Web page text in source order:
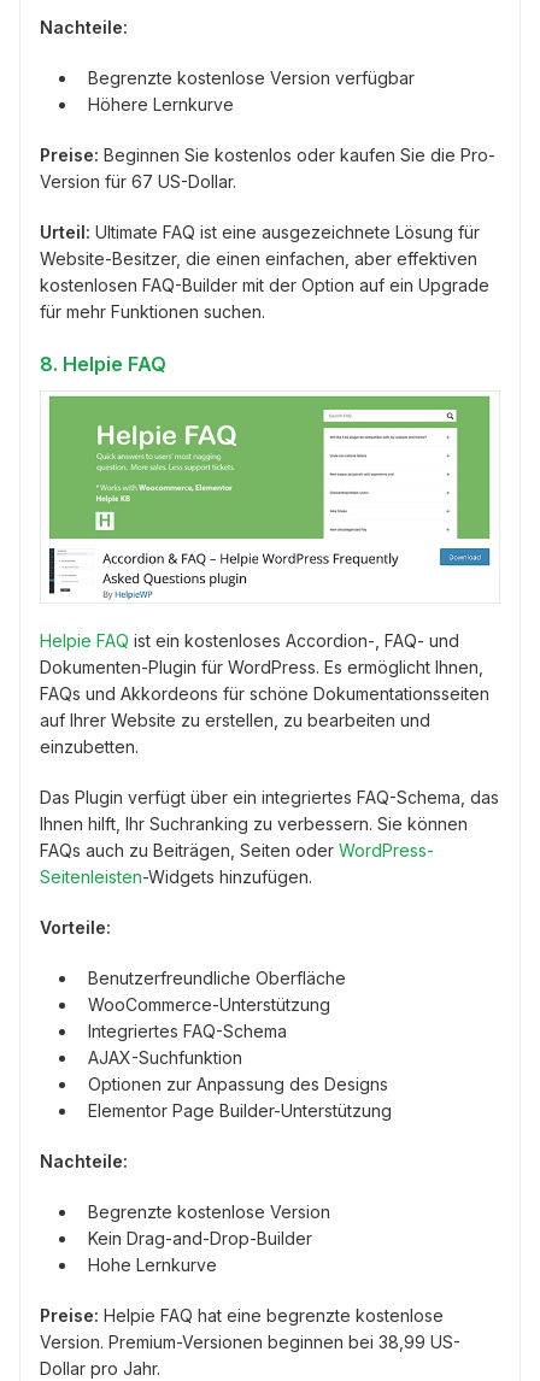
Nachteile:
Begrenzte kostenlose Version verfügbar
Höhere Lernkurve
Preise: Beginnen Sie kostenlos oder kaufen Sie die Pro-
Version für 67 US-Dollar.
Urteil: Ultimate FAQ ist eine ausgezeichnete Lösung für
Website-Besitzer, die einen einfachen, aber effektiven
kostenlosen FAQ-Builder mit der Option auf ein Upgrade
für mehr Funktionen suchen.
8. Helpie FAQ
Helpie FAQ ist ein kostenloses Accordion-, FAQ- und
Dokumenten-Plugin für WordPress. Es ermöglicht Ihnen,
FAQs und Akkordeons für schöne Dokumentationsseiten
auf Ihrer Website zu erstellen, zu bearbeiten und
einzubetten.
Das Plugin verfügt über ein integriertes FAQ-Schema, das
Ihnen hilft, Ihr Suchranking zu verbessern. Sie können
FAQs auch zu Beiträgen, Seiten oder WordPress-
Seitenleisten-Widgets hinzufügen.
Vorteile:
Benutzerfreundliche Oberfläche
WooCommerce-Unterstützung
Integriertes FAQ-Schema
AJAX-Suchfunktion
Optionen zur Anpassung des Designs
Elementor Page Builder-Unterstützung
Nachteile:
Begrenzte kostenlose Version
Kein Drag-and-Drop-Builder
Hohe Lernkurve
Preise: Helpie FAQ hat eine begrenzte kostenlose
Version. Premium-Versionen beginnen bei 38,99 US-
Dollar pro Jahr.